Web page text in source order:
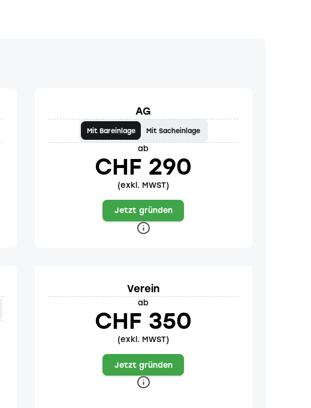
AG
Mit Bareinlage Mit Sacheinlage
ab
CHF 290
(exkl. MWST)
Jetzt gründen
Verein
ab
CHF 350
(exkl. MWST)
Jetzt gründen